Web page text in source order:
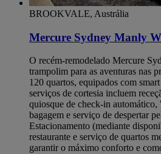
BROOKVALE, Austrália
Mercure Sydney Manly
O recém-remodelado Mercure
trampolim para as aventuras nas
120 quartos, equipados com
serviços de cortesia incluem
quiosque de check-in
bagagem e serviço de despertar
Estacionamento (mediante
restaurante e serviço de quartos
garantir o máximo conforto e